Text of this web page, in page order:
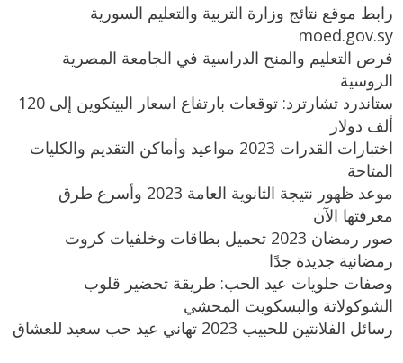
رابط موقع نتائج وزارة التربية والتعليم السورية
moed.gov.sy
فرص التعليم والمنح الدراسية في الجامعة المصرية
الروسية
ستاندرد تشارترد: توقعات بارتفاع اسعار البيتكوين إلى 120
ألف دولار
اختبارات القدرات 2023 مواعيد وأماكن التقديم والكليات
المتاحة
موعد ظهور نتيجة الثانوية العامة 2023 وأسرع طرق
معرفتها الآن
صور رمضان 2023 تحميل بطاقات وخلفيات كروت
رمضانية جديدة جدًا
وصفات حلويات عيد الحب: طريقة تحضير قلوب
الشوكولاتة والبسكويت المحشي
رسائل الفلانتين للحبيب 2023 تهاني عيد حب سعيد للعشاق